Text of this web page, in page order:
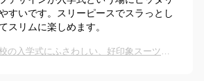
すいです。スリーピースでスラっとし
スリムに楽しめます。
メンズスーツ│小学校の入学式にふさわしい、好印象スーツ（父親用）のおすすめは？